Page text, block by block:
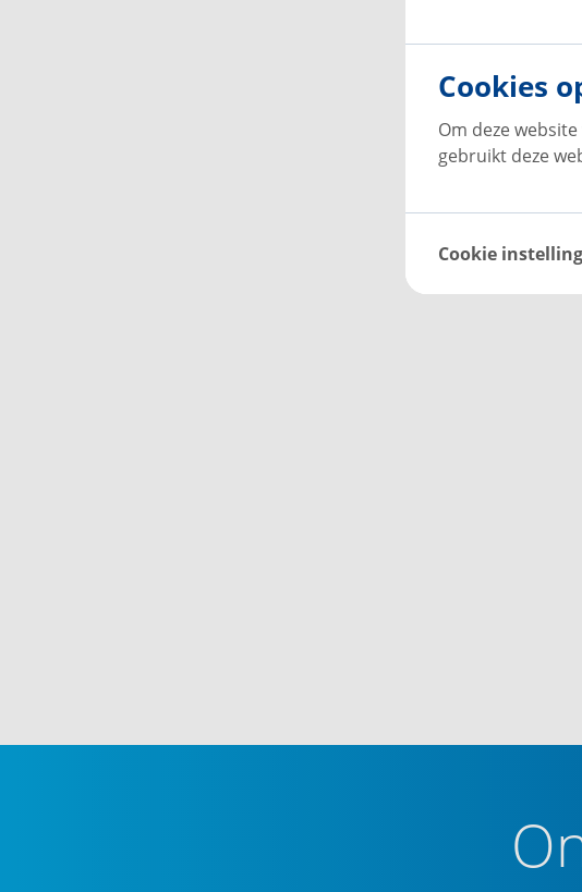
Cookies
Om deze
gebruikt deze
Cookie